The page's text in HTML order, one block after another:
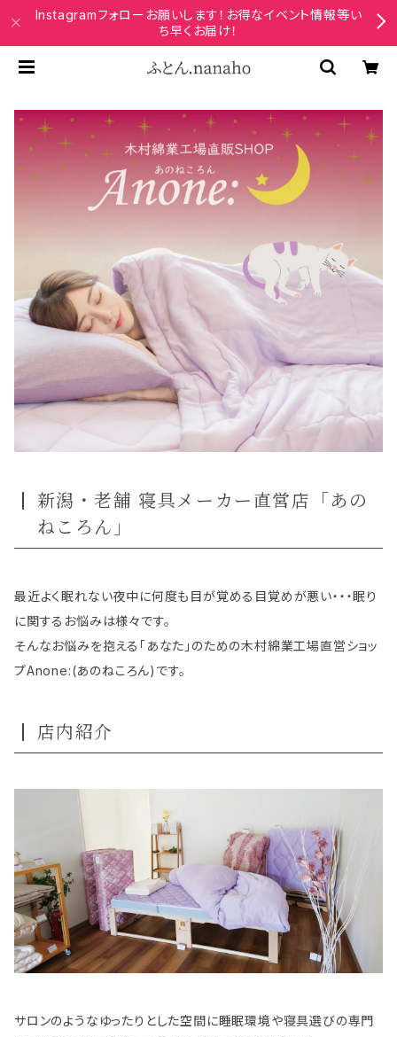
Instagramフォローお願いします！お得なイベント情報等い
ち早くお届け！
新潟・老舗 寝具メーカー直営店「あの
ねころん」
最近よく眠れない夜中に何度も目が覚める目覚めが悪い・・・眠り
に関するお悩みは様々です。
そんなお悩みを抱える「あなた」のための木村綿業工場直営ショッ
プAnone:(あのねころん)です。
店内紹介
サロンのようなゆったりとした空間に睡眠環境や寝具選びの専門